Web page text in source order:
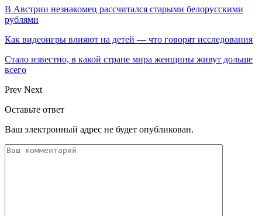
В Австрии незнакомец рассчитался старыми белорусскими
рублями
Как видеоигры влияют на детей — что говорят исследования
Стало известно, в какой стране мира женщины живут дольше
всего
Prev Next
Оставьте ответ
Ваш электронный адрес не будет опубликован.